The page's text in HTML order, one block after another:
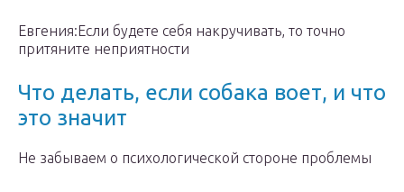
Евгения:Если будете себя накручивать, то точно
притяните неприятности
Что делать, если собака воет, и что
это значит
Не забываем о психологической стороне проблемы